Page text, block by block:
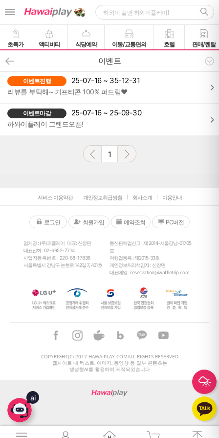
초특가 액티비티 식당예약 이동/교통편의 호텔 판매/렌탈
이벤트
이벤트진행 25-07-16 ~ 35-12-31
리뷰를 부탁해~ 기프티콘 100% 퍼드림♥
이벤트마감 25-07-16 ~ 25-09-30
하와이플레이 그랜드오픈!
1
서비스 이용약관 개인정보취급방침 회사소개 이용안내
로그인 회원가입 예약조회 PC버전
업체명 : (주)피플레이 대표: 신창면
대표전화 :02-6952-7714
사업자등록번호 : 220-88-17836
서울특별시 강남구 논현로 142길 7, 401호
통신판매업신고 : 제 2014-서울강남-01705
호
여행업등록 : 제2015-33호
개인정보처리책임자 : 신창면
대표메일 :reservation@waffletrip.com
COPYRIGHT(C) 2017 HAWAIPLAY.COMALL RIGHTS RESERVED
웹사이트 내 텍스트, 이미지, 동영상 등 일부 콘텐츠는
생성형AI를 활용하여 제작되었습니다
29°
ai